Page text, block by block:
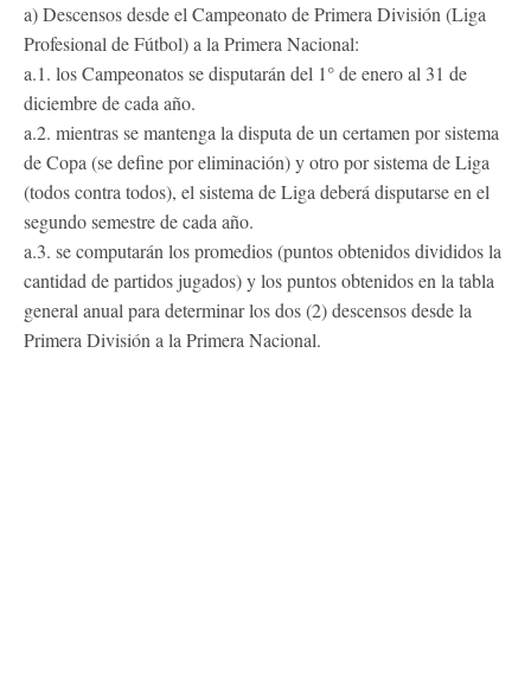
a) Descensos desde el Campeonato de Primera División (Liga
Profesional de Fútbol) a la Primera Nacional:
a.1. los Campeonatos se disputarán del 1° de enero al 31 de
diciembre de cada año.
a.2. mientras se mantenga la disputa de un certamen por sistema
de Copa (se define por eliminación) y otro por sistema de Liga
(todos contra todos), el sistema de Liga deberá disputarse en el
segundo semestre de cada año.
a.3. se computarán los promedios (puntos obtenidos divididos la
cantidad de partidos jugados) y los puntos obtenidos en la tabla
general anual para determinar los dos (2) descensos desde la
Primera División a la Primera Nacional.